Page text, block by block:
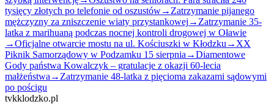
tysięcy złotych po telefonie od oszustów→ Zatrzymanie pijanego
mężczyzny za zniszczenie wiaty przystankowej → Zatrzymanie 35-
latka z marihuaną podczas nocnej kontroli drogowej w Oławie
→Oficjalne otwarcie mostu na ul. Kościuszki w Kłodzku → XX
Piknik Samorządowy w Podzamku 15 sierpnia →Diamentowe
Gody państwa Kowalczyk – gratulacje z okazji 60-lecia
małżeństwa → Zatrzymanie 48-latka z pięcioma zakazami sądowymi
po pościgu
tvkklodzko.pl